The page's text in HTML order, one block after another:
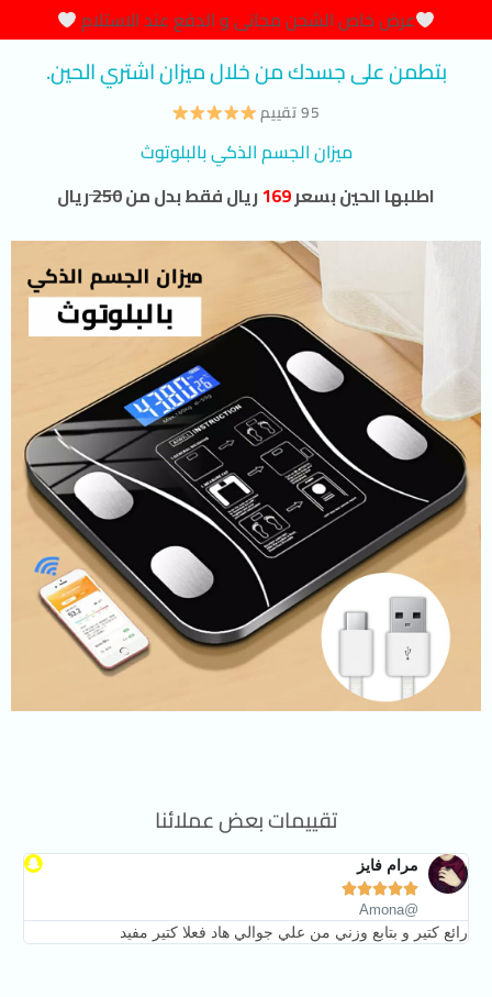
عرض خاص الشحن مجانى و الدفع عند الاستلام
بتطمن على جسدك من خلال ميزان اشتري الحين.
95 تقييم
ميزان الجسم الذكي بالبلوتوث
اطلبها الحين بسعر169ريال فقط بدل من250ريال
تقييمات بعض عملائنا
مرام فايز





@Amona
رائع كتير و بتابع وزني من علي جوالي هاد فعلا كتير مفيد